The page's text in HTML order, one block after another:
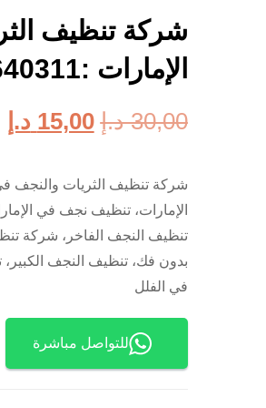
شركة تنظيف
الإمارات :0501640311
30,00 د.إ 15,00 د.إ
شركة تنظيف الثريات والنجف
الإمارات، تنظيف نجف في
تنظيف النجف الفاخر، شركة
بدون فك، تنظيف النجف الكبير،
في الفلل
للتواصل مباشرة